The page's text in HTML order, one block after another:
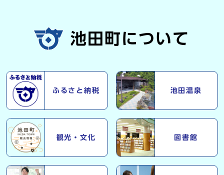
池田町について
ふるさと納税 池田温泉
観光・文化 図書館